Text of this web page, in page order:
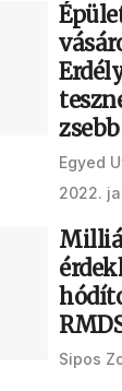
Egyed
2022.
Sipos